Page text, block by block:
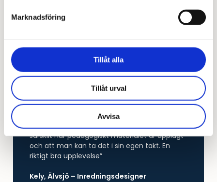
Marknadsföring
Tillåt alla
Tillåt urval
Avvisa
Eszter, Linköping – Sexologiutbildning
mycket och att allt förklaras på ett tydligt och
enkelt sätt. Det gör det lätt att följa med och
verkligen förstå innehållet. Jag uppskattar
särskilt hur pedagogiskt materialet är upplagt
och att man kan ta det i sin egen takt. En
riktigt bra upplevelse”
Kely, Älvsjö – Inredningsdesigner